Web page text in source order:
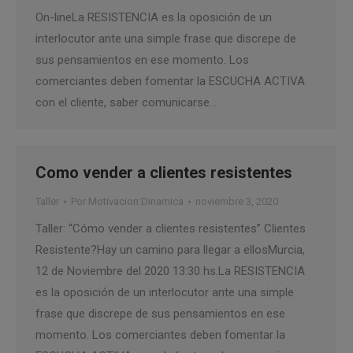
On-lineLa RESISTENCIA es la oposición de un
interlocutor ante una simple frase que discrepe de
sus pensamientos en ese momento. Los
comerciantes deben fomentar la ESCUCHA ACTIVA
con el cliente, saber comunicarse…
Como vender a clientes resistentes
Taller Por Motivacion:Dinamica noviembre 3, 2020
Taller: “Cómo vender a clientes resistentes” Clientes
Resistente?Hay un camino para llegar a ellosMurcia,
12 de Noviembre del 2020 13:30 hs.La RESISTENCIA
es la oposición de un interlocutor ante una simple
frase que discrepe de sus pensamientos en ese
momento. Los comerciantes deben fomentar la